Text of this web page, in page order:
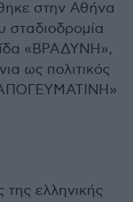
στην Αθήνα
σταδιοδρομία
«ΒΡΑΔΥΝΗ»,
ως πολιτικός
ελληνικής